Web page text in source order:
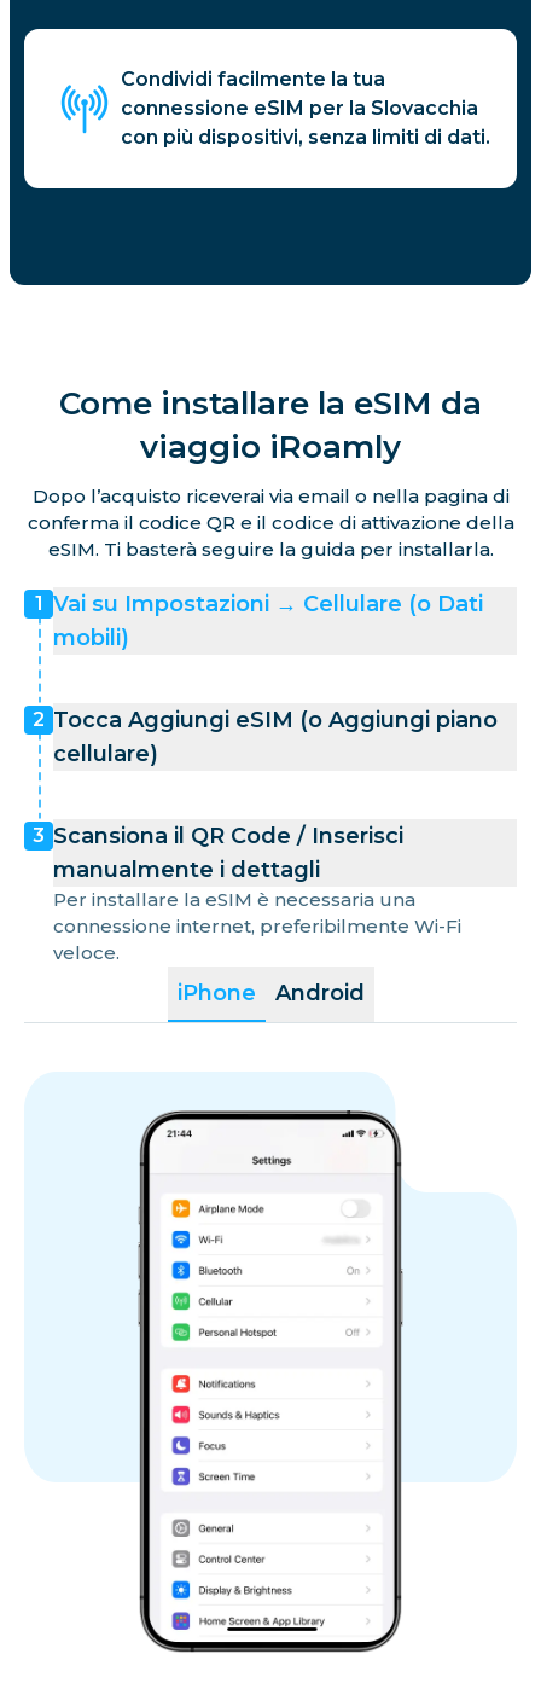
Condividi facilmente la tua
connessione eSIM per la Slovacchia
con più dispositivi, senza limiti di dati.
Come installare la eSIM da
viaggio iRoamly
Dopo l’acquisto riceverai via email o nella pagina di
conferma il codice QR e il codice di attivazione della
eSIM. Ti basterà seguire la guida per installarla.
iPhone Android
1 Vai su Impostazioni → Cellulare (o Dati
mobili)
2 Tocca Aggiungi eSIM (o Aggiungi piano
cellulare)
3 Scansiona il QR Code / Inserisci
manualmente i dettagli
Per installare la eSIM è necessaria una
connessione internet, preferibilmente Wi-Fi
veloce.